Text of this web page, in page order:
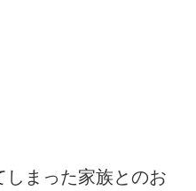
しまった家族とのお